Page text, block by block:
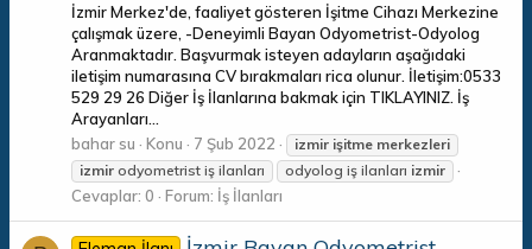
İzmir Merkez'de, faaliyet gösteren İşitme Cihazı Merkezine
çalışmak üzere, -Deneyimli Bayan Odyometrist-Odyolog
Aranmaktadır. Başvurmak isteyen adayların aşağıdaki
iletişim numarasına CV bırakmaları rica olunur. İletişim:0533
529 29 26 Diğer İş İlanlarına bakmak için TIKLAYINIZ. İş
Arayanları...
bahar su
Konu 7 Şub 2022 izmir işitme merkezleri
izmir odyometrist iş ilanları odyolog iş ilanları izmir
Cevaplar: 0 Forum: İş İlanları